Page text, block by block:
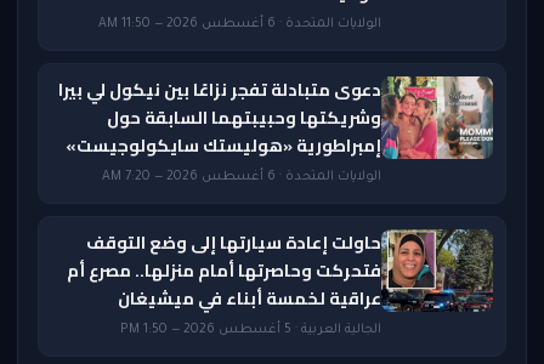
الولايات المتحدة · 6 أغسطس 2026 — 11:50 AM
دعوى متبادلة تفجر نزاعًا بين نيكول لي بيرا
وشريكتها وحبيبتهما السابقة حول
إمبراطورية «هوليستك سايكولوجيست»
الولايات المتحدة · 6 أغسطس 2026 — 7:20 AM
حاولت إعادة سيارتها إلى وضع التوقف
فتحركت وحاصرتها أمام منزلها.. مصرع أم
عراقية لخمسة أبناء في ميشيغان
الجالية العربية · 5 أغسطس 2026 — 1:50 PM